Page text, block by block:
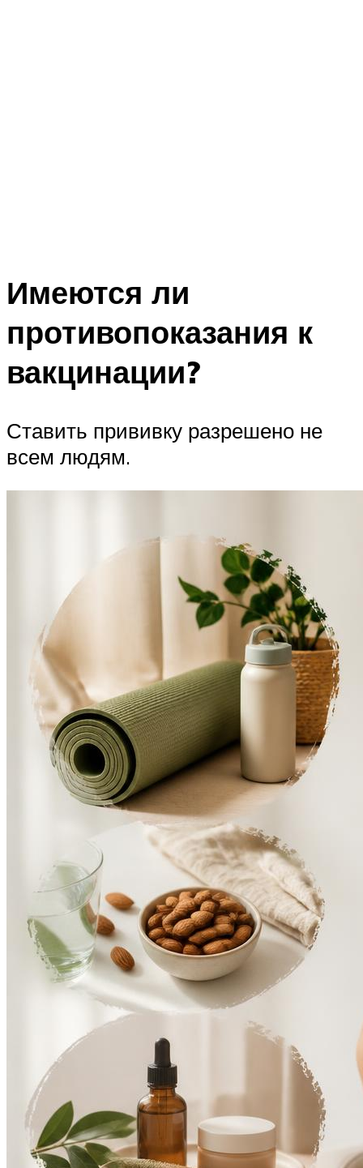
Имеются ли
противопоказания к
вакцинации?
Ставить прививку разрешено не
всем людям.